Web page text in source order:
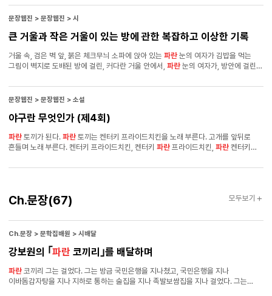
삶은 또 얼마나 위태로운지 깨진 컵을 버리는 시간 컵이 깨져도 아무렇지 않다는 말은
새빨간 거짓말 얼굴색이 변하지 않는 갈증은 해소되지 않는 장르 눈 속에 빠지면
말해서 파랑 카멜레온처럼 열대성 저기압 깨진 컵은 파란, 죠스바처럼 혓바닥이 파래
파란의 세계에 빠지려면 컵과 물이 필요해 나는 파란 유리컵이 되고 있어 초입이
미끄러워 두 손에 낡은 구두를 벗어들고,
문장웹진 > 문장웹진 > 시
큰 거울과 작은 거울이 있는 방에 관한 복잡하고 이상한 기록
거울 속, 검은 벽 앞, 붉은 체크무늬 소파에 앉아 있는 파란 눈의 여자가 김밥을 먹는
그림이 벽지로 도배된 방에 걸린, 커다란 거울 안에서, 파란 눈의 여자가, 방안에 걸린
수화기를 들고 거울 밖 세상으로 전화를 겁니다. 그는 글을 옮기다 말고 얼굴을
찌푸리며 자신이 도대체 습작노트에 무슨 말을 쓴 것인지 곰곰이 생각하다가 담배를
이상한 기록 속에 존재하는 당신은 거울 속 검은 벽 앞, 붉은 체크무늬 소파에 앉아,
거울 중앙에 비춰진 작은 거울을 발견합니다.
문장웹진 > 문장웹진 > 소설
야구란 무엇인가 (제4회)
파란 토끼가 된다. 파란 토끼는 켄터키 프라이드치킨을 노래 부른다. 고개를 앞뒤로
흔들며 노래 부른다. 켄터키 프라이드치킨, 켄터키 파란 프라이드치킨, 파란 켄터키
토끼의파란노래를 간보고 뒤적이고 찔러 본다. 희한한 재주를 부리는 새끼원숭이를
시선이 이제 이쪽을 향하는 것 같다. 손 때 묻은 동전 같은 시선이 새끼원숭이를
학대하고 착취하는 불한당에게 쏟아진다. 무대 앞으로 끌려나온 관객처럼 사내는
당황하고 안절부절못한다. 사내의 얼굴도 파랗게 질린다. 겨드랑이는 빨갛게
뜨거워진다. 심장이 작고 단단한 공이 되어 이리저리 뛰어다닌다. 숨을 쉴 수 없다.
심장이 목에 걸려 있는 것 같다. 알았어.
Ch.문장(67)
Ch.문장 > 문학집배원 > 시배달
강보원의 ｢파란 코끼리｣를 배달하며
파란 코끼리 그는 걸었다. 그는 방금 국민은행을 지나쳤고, 국민은행을 지나
이바돔감자탕을 지나 지하로 통하는 술집을 지나 족발보쌈집을 지나 걸었다. 그는
Ch.
모두보기